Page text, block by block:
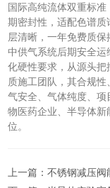
国际高纯流体双重标
期密封性，适配色谱
层清晰，一年免费质
中供气系统后期安全
化硬性要求，从源头
质施工团队，其合规
气安全、气体纯度、
物医药企业、半导体
位。
上一篇：不锈钢减压阀